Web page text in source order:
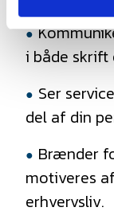
i både skrift
Ser
del af din
Brænder
motiveres
erhvervsliv.